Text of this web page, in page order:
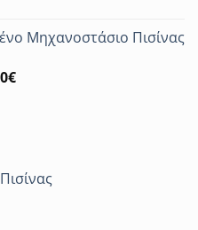
είναι:
Μηχανοστάσιο Πισίνας
€Η